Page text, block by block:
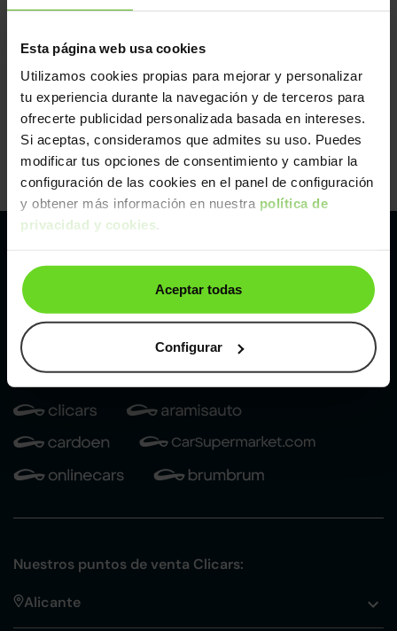
Esta página web usa cookies
Utilizamos cookies propias para mejorar y personalizar
tu experiencia durante la navegación y de terceros para
ofrecerte publicidad personalizada basada en intereses.
Si aceptas, consideramos que admites su uso. Puedes
modificar tus opciones de consentimiento y cambiar la
configuración de las cookies en el panel de configuración
y obtener más información en nuestra política de
privacidad y cookies.
Aceptar todas
Configurar
Pertenecemos al líder europeo de
compraventa de coches online
Con sede en: España, Francia, Bélgica, Reino Unido, Austria
e Italia.
¡Vendemos 1 coche por minuto!
Nuestros puntos de venta Clicars:
Alicante